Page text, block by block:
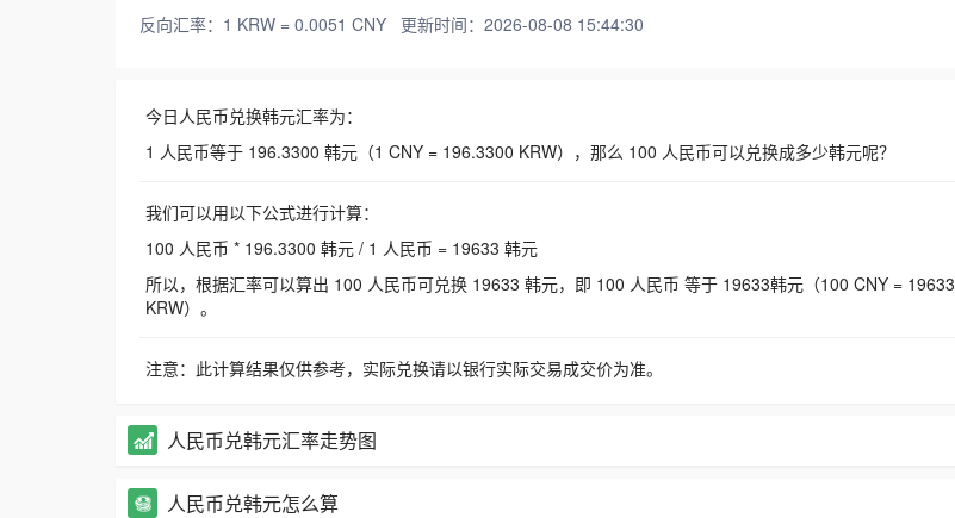
反向汇率：1 KRW = 0.0051 CNY 更新时间：2026-08-08 15:44:30
今日人民币兑换韩元汇率为：
1 人民币等于 196.3300 韩元（1 CNY = 196.3300 KRW），那么 100 人民币可以兑换成多少韩元呢？
我们可以用以下公式进行计算：
100 人民币 * 196.3300 韩元 / 1 人民币 = 19633 韩元
所以，根据汇率可以算出 100 人民币可兑换 19633 韩元，即 100 人民币 等于 19633韩元（100 CNY = 19633
KRW）。
注意：此计算结果仅供参考，实际兑换请以银行实际交易成交价为准。
人民币兑韩元汇率走势图
人民币兑韩元怎么算